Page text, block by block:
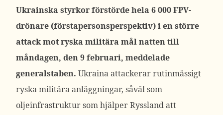
Ukrainska styrkor förstörde hela 6 000 FPV-
drönare (förstapersonsperspektiv) i en större
attack mot ryska militära mål natten till
måndagen, den 9 februari, meddelade
generalstaben. Ukraina attackerar rutinmässigt
ryska militära anläggningar, såväl som
oljeinfrastruktur som hjälper Ryssland att